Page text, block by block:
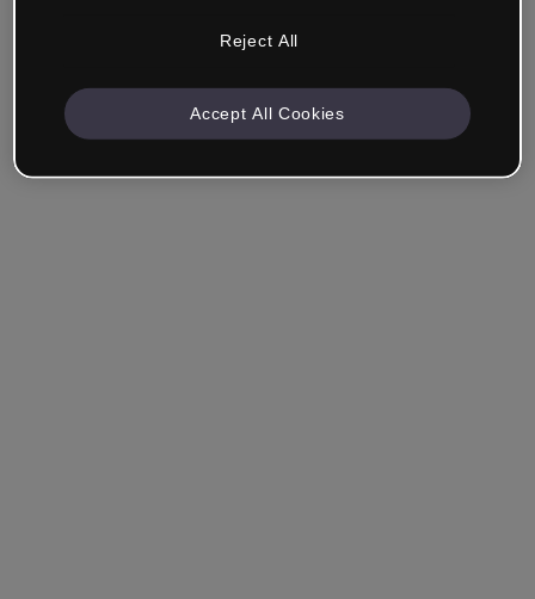
Empresa & Profissionais
outra área.
Reject All
Accept All Cookies